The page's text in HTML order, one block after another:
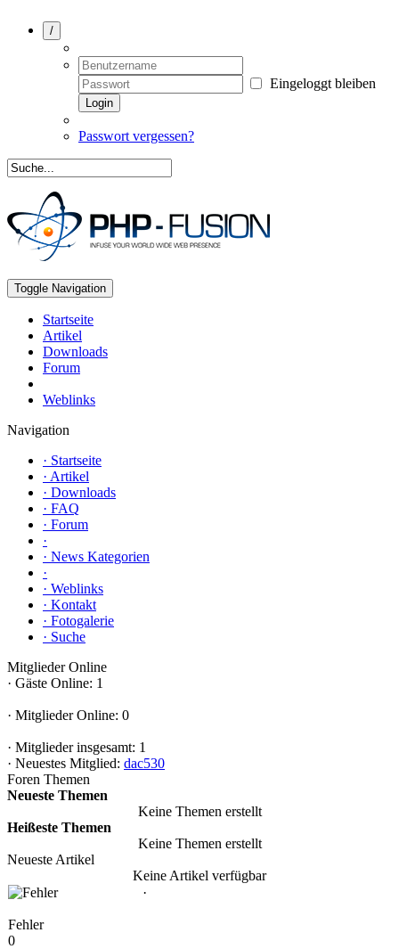
/
Eingeloggt bleiben
Login
Passwort vergessen?
Toggle Navigation
Startseite
Artikel
Downloads
Forum
Weblinks
Navigation
· Startseite
· Artikel
· Downloads
· FAQ
· Forum
·
· News Kategorien
·
· Weblinks
· Kontakt
· Fotogalerie
· Suche
Mitglieder Online
· Gäste Online: 1
· Mitglieder Online: 0
· Mitglieder insgesamt: 1
· Neuestes Mitglied: dac530
Foren Themen
Neueste Themen
Keine Themen erstellt
Heißeste Themen
Keine Themen erstellt
Neueste Artikel
Keine Artikel verfügbar
Fehler
0
·